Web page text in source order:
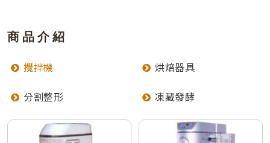
商品介紹
攪拌機 烘焙器具
分割整形 凍藏發酵